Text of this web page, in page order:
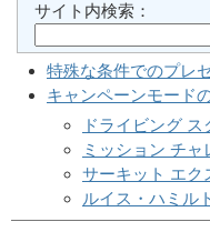
サイト内検索：
特殊な条件でのプレ
キャンペーンモード
ドライビング ス
ミッション チャ
サーキット エク
ルイス・ハミル